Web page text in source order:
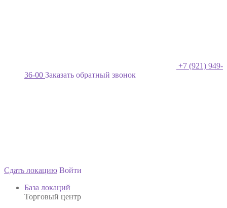
+7 (921) 949-
36-00 Заказать обратный звонок
Сдать локацию Войти
База локаций
Торговый центр